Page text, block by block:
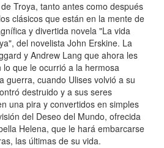
Troya, tanto antes como después
clásicos que están en la mente de
y divertida novela "La vida
del novelista John Erskine. La
y Andrew Lang que ahora les
que le ocurrió a la hermosa
guerra, cuando Ulises volvió a su
destruido y a sus seres
una pira y convertidos en simples
del Deseo del Mundo, ofrecida
Helena, que le hará embarcarse
las últimas de su vida.